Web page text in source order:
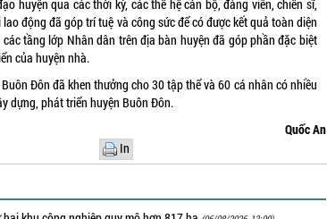
huyện qua các thời kỳ, các thế hệ cán bộ, đảng viên, chiến sĩ,
động đã góp trí tuệ và công sức để có được kết quả toàn diện
tầng lớp Nhân dân trên địa bàn huyện đã góp phần đặc biệt
của huyện nhà.
Đôn đã khen thưởng cho 30 tập thể và 60 cá nhân có nhiều
dựng, phát triển huyện Buôn Đôn.
Quốc An
In